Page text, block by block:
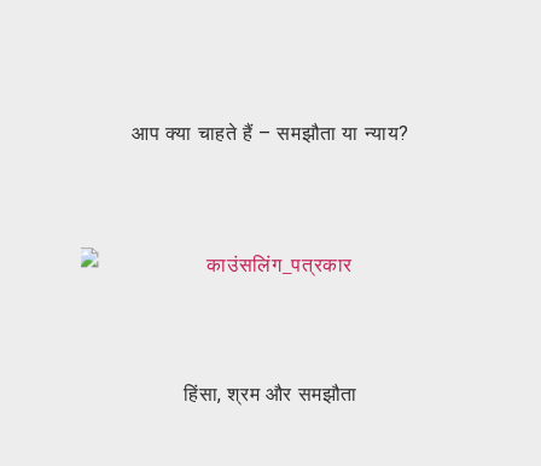
आप क्या चाहते हैं – समझौता या न्याय?
हिंसा, श्रम और समझौता